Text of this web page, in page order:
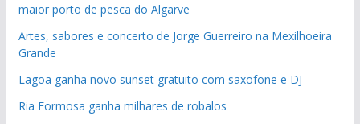
maior porto de pesca do Algarve
Artes, sabores e concerto de Jorge Guerreiro na Mexilhoeira
Grande
Lagoa ganha novo sunset gratuito com saxofone e DJ
Ria Formosa ganha milhares de robalos